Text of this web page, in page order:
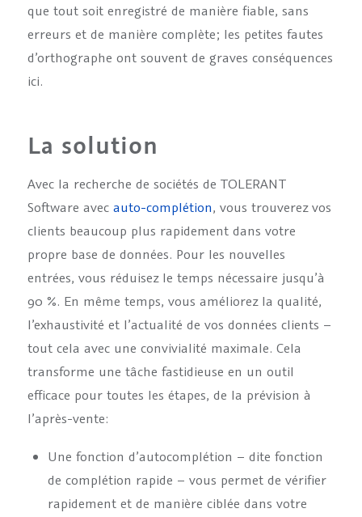
que tout soit enregistré de manière fiable, sans
erreurs et de manière complète; les petites fautes
d’orthographe ont souvent de graves conséquences
ici.
La solution
Avec la recherche de sociétés de TOLERANT
Software avec auto-complétion, vous trouverez vos
clients beaucoup plus rapidement dans votre
propre base de données. Pour les nouvelles
entrées, vous réduisez le temps nécessaire jusqu’à
90 %. En même temps, vous améliorez la qualité,
l’exhaustivité et l’actualité de vos données clients –
tout cela avec une convivialité maximale. Cela
transforme une tâche fastidieuse en un outil
efficace pour toutes les étapes, de la prévision à
l’après-vente:
Une fonction d’autocomplétion – dite fonction
de complétion rapide – vous permet de vérifier
rapidement et de manière ciblée dans votre